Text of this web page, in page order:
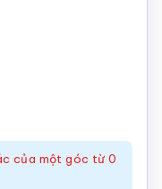
của một góc từ 0